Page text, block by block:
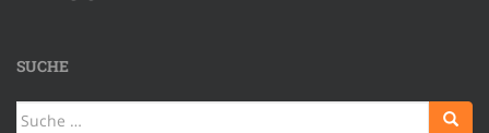
SUCHE
Suche